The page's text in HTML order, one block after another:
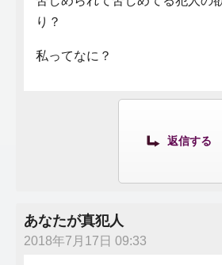
り？
私ってなに？
返信する
あなたが真犯人
2018年7月17日 09:33